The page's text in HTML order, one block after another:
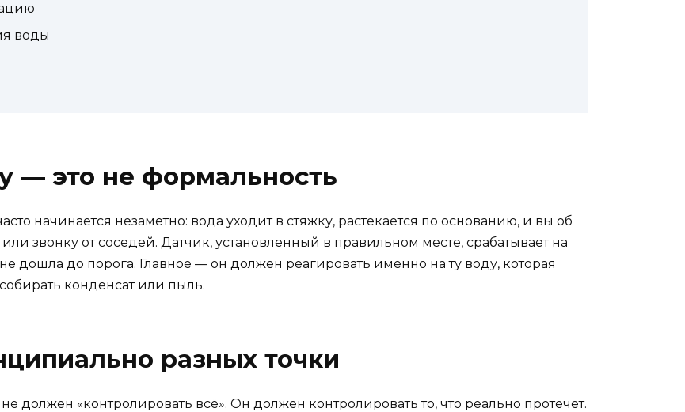
воды
— это не формальность
начинается незаметно: вода уходит в стяжку, растекается по основанию, и вы об
звонку от соседей. Датчик, установленный в правильном месте, срабатывает на
дошла до порога. Главное — он должен реагировать именно на ту воду, которая
конденсат или пыль.
разных точки
должен «контролировать всё». Он должен контролировать то, что реально протечет.